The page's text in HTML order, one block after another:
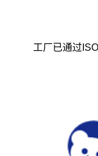
工厂已通过